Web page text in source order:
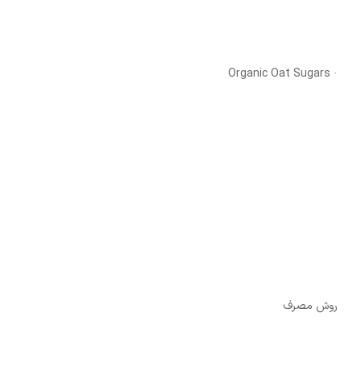
· Organic Oat Sugars
روش مصرف